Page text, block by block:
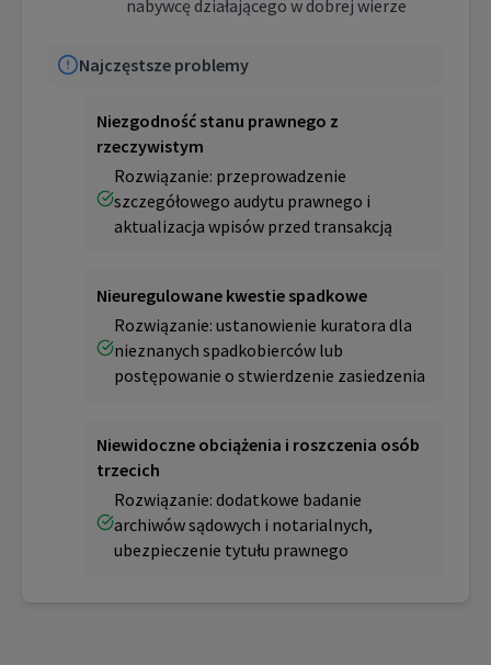
nabywcę działającego w dobrej wierze
Najczęstsze problemy
Niezgodność stanu prawnego z
rzeczywistym
Rozwiązanie: przeprowadzenie
szczegółowego audytu prawnego i
aktualizacja wpisów przed transakcją
Nieuregulowane kwestie spadkowe
Rozwiązanie: ustanowienie kuratora dla
nieznanych spadkobierców lub
postępowanie o stwierdzenie zasiedzenia
Niewidoczne obciążenia i roszczenia osób
trzecich
Rozwiązanie: dodatkowe badanie
archiwów sądowych i notarialnych,
ubezpieczenie tytułu prawnego